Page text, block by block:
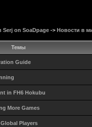
on SoaDpage -> Новости в
Темы
Guide
in FH6 Hokubu
More Games
Players